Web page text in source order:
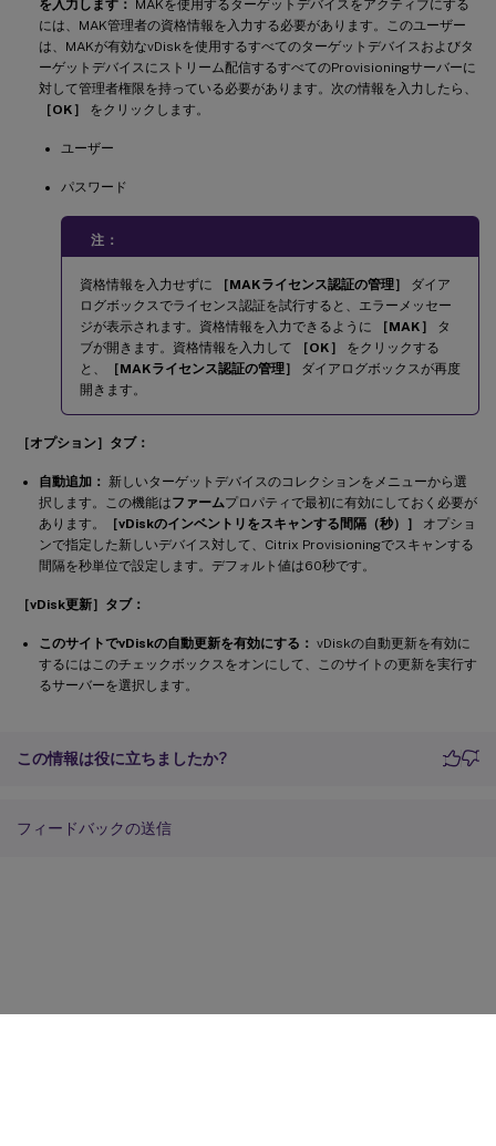
を入力します：
MAKを使用するターゲットデバイスをアクティブにする
には、MAK管理者の資格情報を入力する必要があります。このユーザー
は、MAKが有効なvDiskを使用するすべてのターゲットデバイスおよびタ
ーゲットデバイスにストリーム配信するすべてのProvisioningサーバーに
対して管理者権限を持っている必要があります。次の情報を入力したら、
［OK］
をクリックします。
ユーザー
パスワード
注：
資格情報を入力せずに ［MAKライセンス認証の管理］
ダイア
ログボックスでライセンス認証を試行すると、エラーメッセー
ジが表示されます。資格情報を入力できるように
［MAK］
タ
ブが開きます。資格情報を入力して
［OK］
をクリックする
と、
［MAKライセンス認証の管理］
ダイアログボックスが再度
開きます。
［オプション］タブ：
自動追加：
新しいターゲットデバイスのコレクションをメニューから選
択します。この機能はファームプロパティで最初に有効にしておく必要が
あります。
［vDiskのインベントリをスキャンする間隔（秒）］
オプショ
ンで指定した新しいデバイス対して、Citrix Provisioningでスキャンする
間隔を秒単位で設定します。デフォルト値は60秒です。
［vDisk更新］タブ：
このサイトでvDiskの自動更新を有効にする： vDiskの自動更新を有効に
するにはこのチェックボックスをオンにして、このサイトの更新を実行す
るサーバーを選択します。
この情報は役に立ちましたか?
フィードバックの送信